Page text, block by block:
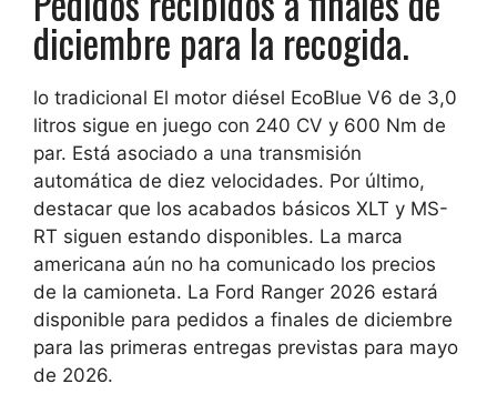
diciembre para la recogida.
lo tradicional El motor diésel EcoBlue V6 de 3,0
litros sigue en juego con 240 CV y 600 Nm de
par. Está asociado a una transmisión
automática de diez velocidades. Por último,
destacar que los acabados básicos XLT y MS-
RT siguen estando disponibles. La marca
americana aún no ha comunicado los precios
de la camioneta. La Ford Ranger 2026 estará
disponible para pedidos a finales de diciembre
para las primeras entregas previstas para mayo
de 2026.